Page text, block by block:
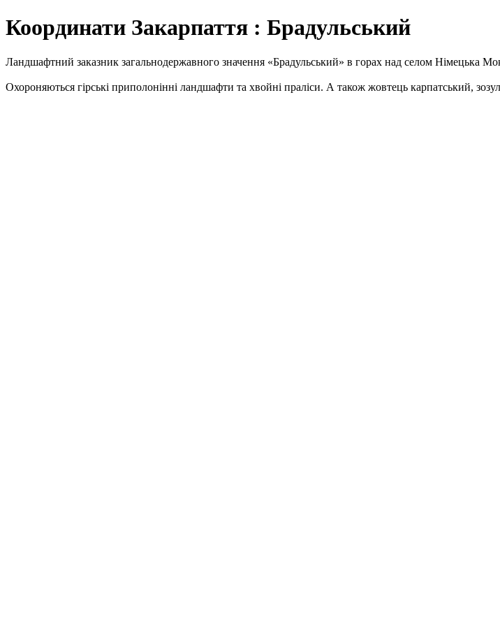
Координати Закарпаття : Брадульський
Ландшафтний заказник загальнодержавного значення «Брадульський» в горах над селом Німецька
Охороняються гірські приполонінні ландшафти та хвойні праліси. А також жовтець карпатський,